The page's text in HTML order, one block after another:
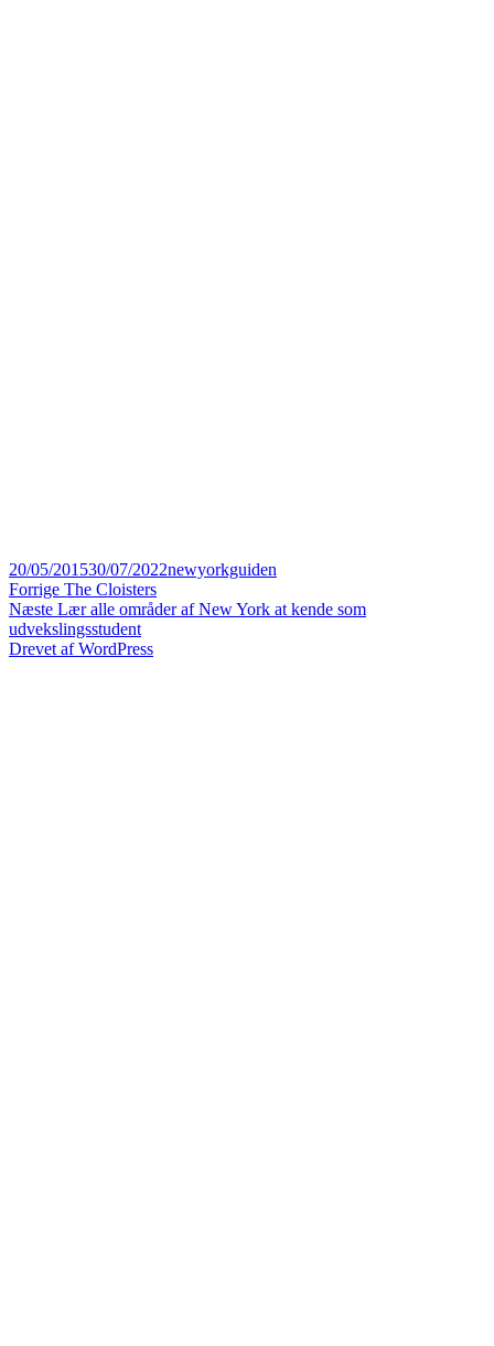
Udgivet
i
20/05/201530/07/2022Forfatter
newyorkguiden
Indlægsnavigation
Forrige Forrige
indlæg:
The Cloisters
Næste Næste
indlæg:
Lær alle områder af New York at kende som
udvekslingsstudent
Drevet af WordPress